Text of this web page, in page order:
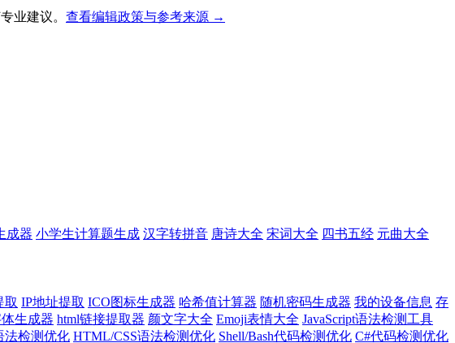
业建议。 查看编辑政策与参考来源 →
成器 小学生计算题生成 汉字转拼音 唐诗大全 宋词大全 四书五经 元曲大全
取 IP地址提取 ICO图标生成器 哈希值计算器 随机密码生成器 我的设备信息 存
生成器 html链接提取器 颜文字大全 Emoji表情大全 JavaScript语法检测工具
法检测优化 HTML/CSS语法检测优化 Shell/Bash代码检测优化 C#代码检测优化